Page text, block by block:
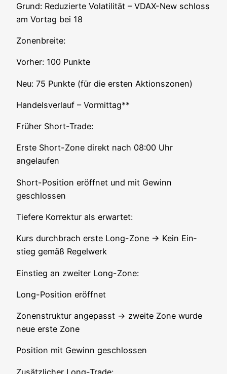
Grund: Redu­zier­te Vola­ti­li­tät – VDAX-New schloss
am Vor­tag bei 18
Zonen­brei­te:
Vor­her: 100 Punkte
Neu: 75 Punk­te (für die ers­ten Aktionszonen)
Han­dels­ver­lauf – Vormittag**
Frü­her Short-Trade:
Ers­te Short-Zone direkt nach 08:00 Uhr
angelaufen
Short-Posi­ti­on eröff­net und mit Gewinn
geschlossen
Tie­fe­re Kor­rek­tur als erwartet:
Kurs durch­brach ers­te Long-Zone → Kein Ein­
stieg gemäß Regelwerk
Ein­stieg an zwei­ter Long-Zone:
Long-Posi­ti­on eröffnet
Zonen­struk­tur ange­passt → zwei­te Zone wur­de
neue ers­te Zone
Posi­ti­on mit Gewinn geschlossen
Zusätz­li­cher Long-Trade: